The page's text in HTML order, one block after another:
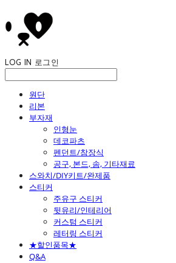
LOG IN 로그인
원단
리본
부자재
인형눈
데코파츠
펜던트/참장식
공구, 본드, 솜, 기타재료
스와치/DIY키트/완제품
스티커
주유구 스티커
뒷유리/인테리어
커스텀 스티커
레터링 스티커
★할인품목★
Q&A